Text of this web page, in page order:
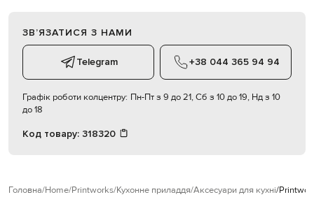
ЗВʼЯЗАТИСЯ З НАМИ
Telegram +38 044 365 94 94
Графік роботи колцентру: Пн-Пт з 9 до 21, Сб з 10 до 19, Нд з 10
до 18
Код товару: 318320
Головна Home Printworks Кухонне приладдя Аксесуари для кухні